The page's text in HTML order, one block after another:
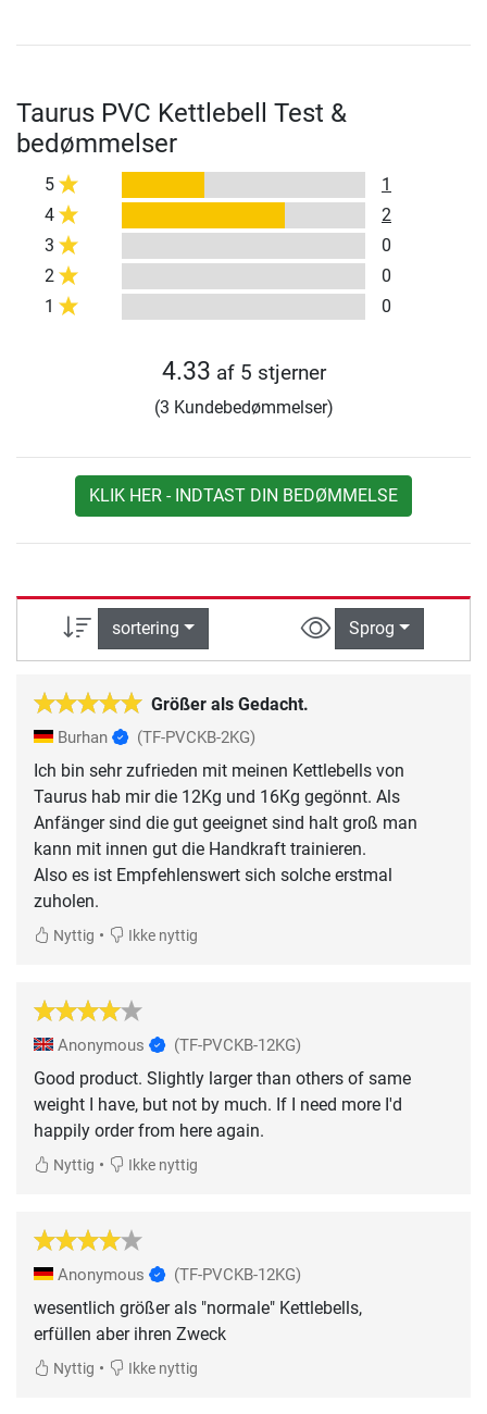
Taurus PVC Kettlebell Test &
bedømmelser
5
1
4
2
3
0
2
0
1
0
4.33 af 5 stjerner
(3 Kundebedømmelser)
KLIK HER - INDTAST DIN BEDØMMELSE
sortering Sprog
Größer als Gedacht.
Burhan (TF-PVCKB-2KG)
Ich bin sehr zufrieden mit meinen Kettlebells von
Taurus hab mir die 12Kg und 16Kg gegönnt. Als
Anfänger sind die gut geeignet sind halt groß man
kann mit innen gut die Handkraft trainieren.
Also es ist Empfehlenswert sich solche erstmal
zuholen.
Nyttig • Ikke nyttig
Anonymous (TF-PVCKB-12KG)
Good product. Slightly larger than others of same
weight I have, but not by much. If I need more I'd
happily order from here again.
Nyttig • Ikke nyttig
Anonymous (TF-PVCKB-12KG)
wesentlich größer als "normale" Kettlebells,
erfüllen aber ihren Zweck
Nyttig • Ikke nyttig